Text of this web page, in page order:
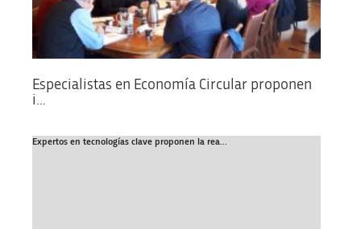
Especialistas en Economía Circular proponen
i...
Expertos en tecnologías clave proponen la rea...